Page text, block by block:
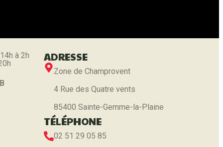
à 2h
ADRESSE
Zone de Champrovent
4 Rue des Quatre vents
85400 Sainte-Gemme-la-Plaine
TÉLÉPHONE
02 51 29 05 85